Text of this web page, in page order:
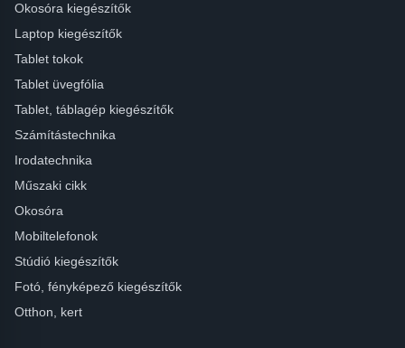
Okosóra kiegészítők
Laptop kiegészítők
Tablet tokok
Tablet üvegfólia
Tablet, táblagép kiegészítők
Számítástechnika
Irodatechnika
Műszaki cikk
Okosóra
Mobiltelefonok
Stúdió kiegészítők
Fotó, fényképező kiegészítők
Otthon, kert